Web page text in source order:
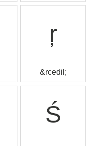
ŗ
&rcedil;
Ś